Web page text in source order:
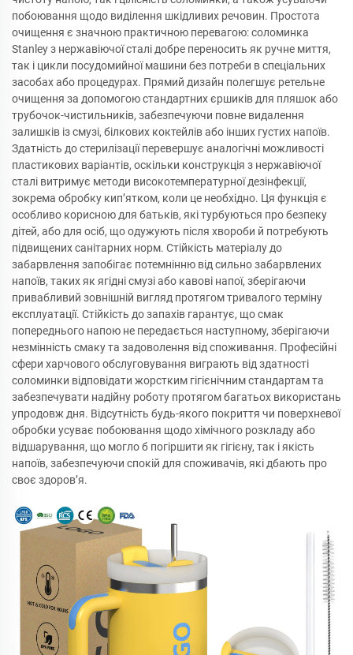
побоювання щодо виділення шкідливих речовин. Простота
очищення є значною практичною перевагою: соломинка
Stanley з нержавіючої сталі добре переносить як ручне миття,
так і цикли посудомийної машини без потреби в спеціальних
засобах або процедурах. Прямий дизайн полегшує ретельне
очищення за допомогою стандартних єршиків для пляшок або
трубочок-чистильників, забезпечуючи повне видалення
залишків із смузі, білкових коктейлів або інших густих напоїв.
Здатність до стерилізації перевершує аналогічні можливості
пластикових варіантів, оскільки конструкція з нержавіючої
сталі витримує методи високотемпературної дезінфекції,
зокрема обробку кип’ятком, коли це необхідно. Ця функція є
особливо корисною для батьків, які турбуються про безпеку
дітей, або для осіб, що одужують після хвороби й потребують
підвищених санітарних норм. Стійкість матеріалу до
забарвлення запобігає потемнінню від сильно забарвлених
напоїв, таких як ягідні смузі або кавові напої, зберігаючи
привабливий зовнішній вигляд протягом тривалого терміну
експлуатації. Стійкість до запахів гарантує, що смак
попереднього напою не передається наступному, зберігаючи
незмінність смаку та задоволення від споживання. Професійні
сфери харчового обслуговування виграють від здатності
соломинки відповідати жорстким гігієнічним стандартам та
забезпечувати надійну роботу протягом багатьох використань
упродовж дня. Відсутність будь-якого покриття чи поверхневої
обробки усуває побоювання щодо хімічного розкладу або
відшарування, що могло б погіршити як гігієну, так і якість
напоїв, забезпечуючи спокій для споживачів, які дбають про
своє здоров’я.